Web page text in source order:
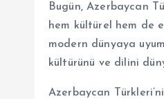
Bugün, Azerbaycan
hem kültürel hem de
modern dünyaya
kültürünü ve dilini
Azerbaycan